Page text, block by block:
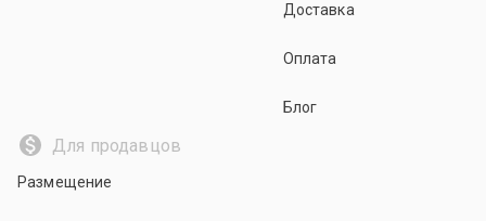
Доставка
Оплата
Блог
Для продавцов
Размещение